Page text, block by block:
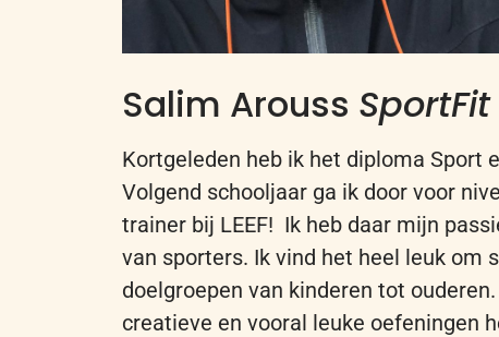
Salim Arouss
Kortgeleden heb ik het diploma Sport
Volgend schooljaar ga ik door voor
trainer bij LEEF! Ik heb daar mijn
van sporters. Ik vind het heel leuk
doelgroepen van kinderen tot
creatieve en vooral leuke oefeningen